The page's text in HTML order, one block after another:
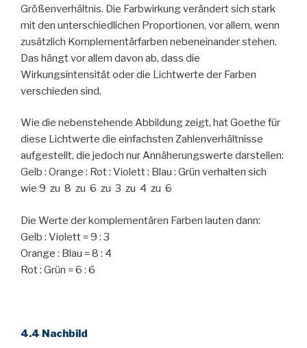
Größenverhältnis. Die Farbwirkung verändert sich stark
mit den unterschiedlichen Proportionen, vor allem, wenn
zusätzlich Komplementärfarben nebeneinander stehen.
Das hängt vor allem davon ab, dass die
Wirkungsintensität oder die Lichtwerte der Farben
verschieden sind.
Wie die nebenstehende Abbildung zeigt, hat Goethe für
diese Lichtwerte die einfachsten Zahlenverhältnisse
aufgestellt, die jedoch nur Annäherungswerte darstellen:
Gelb : Orange : Rot : Violett : Blau : Grün verhalten sich
wie 9 zu 8 zu 6 zu 3 zu 4 zu 6
Die Werte der komplementären Farben lauten dann:
Gelb : Violett = 9 : 3
Orange : Blau = 8 : 4
Rot : Grün = 6 : 6
4.4 Nachbild